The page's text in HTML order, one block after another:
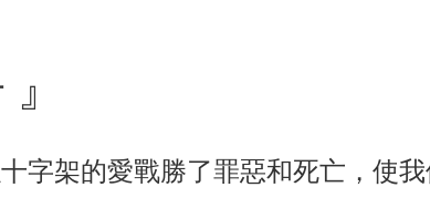
字架的愛戰勝了罪惡和死亡，使